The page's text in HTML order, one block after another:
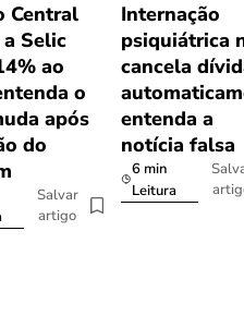
Central
Selic
ao
o
após
do
Salvar
artigo
Internação
psiquiátrica
cancela
entenda a
notícia falsa
6 min
Leitura